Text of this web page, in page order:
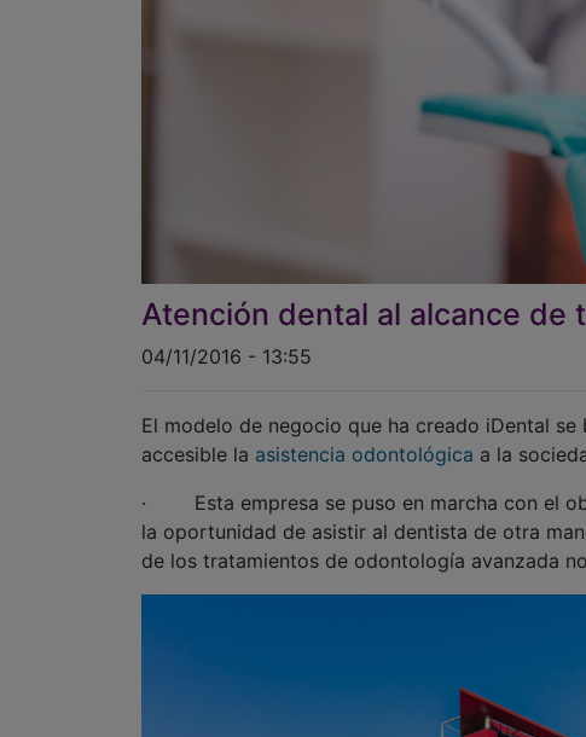
Atención dental al alcance de
04/11/2016 - 13:55
El modelo de negocio que ha creado iDental
accesible la asistencia odontológica a la
· Esta empresa se puso en marcha con el
la oportunidad de asistir al dentista de otra
de los tratamientos de odontología avanzada